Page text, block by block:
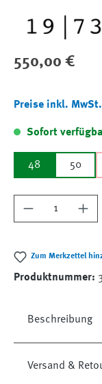
Regulärer Preis:
550,00 €
Preise inkl.
Sofort
48 50
Produkt
Zum Merkzettel
Produktnummer:
Beschreibung
Versand &